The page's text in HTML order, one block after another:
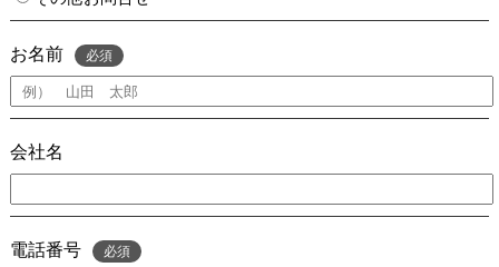
お名前 必須
会社名
電話番号 必須